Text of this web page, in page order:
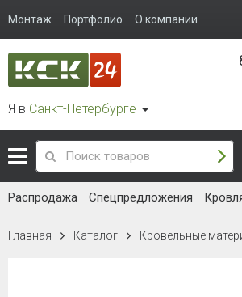
Монтаж Портфолио О компании
Я в Санкт-Петербурге
Распродажа Спецпредложения
Главная Каталог Кровельные